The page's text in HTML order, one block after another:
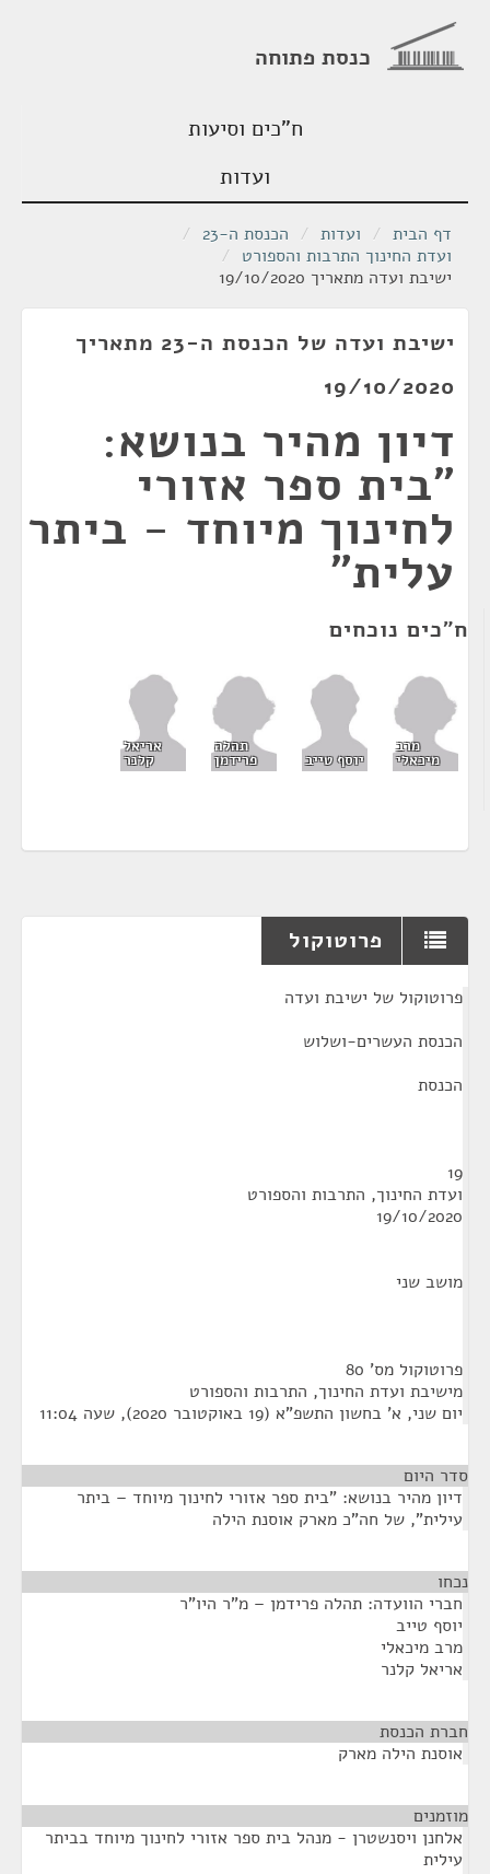
כנסת פתוחה
ח"כים וסיעות
ועדות
דף הבית / ועדות / הכנסת ה-23
/
ועדת החינוך התרבות והספורט /
ישיבת ועדה מתאריך 19/10/2020
ישיבת ועדה של הכנסת ה-23 מתאריך
19/10/2020
דיון מהיר בנושא:
"בית ספר אזורי
לחינוך מיוחד - ביתר
עלית"
ח"כים נוכחים
מרב
מיכאלי יוסף טייב
תהלה
פרידמן
אריאל
קלנר
פרוטוקול
פרוטוקול של ישיבת ועדה
הכנסת העשרים-ושלוש
הכנסת
19
ועדת החינוך, התרבות והספורט
19/10/2020
מושב שני
פרוטוקול מס' 80
מישיבת ועדת החינוך, התרבות והספורט
יום שני, א' בחשון התשפ"א (19 באוקטובר 2020), שעה 11:04
סדר היום
דיון מהיר בנושא: "בית ספר אזורי לחינוך מיוחד – ביתר
עילית", של חה"כ מארק אוסנת הילה
נכחו
חברי הוועדה: תהלה פרידמן – מ"ר היו"ר
יוסף טייב
מרב מיכאלי
אריאל קלנר
חברת הכנסת
אוסנת הילה מארק
מוזמנים
אלחנן ויסנשטרן - מנהל בית ספר אזורי לחינוך מיוחד בביתר
עילית